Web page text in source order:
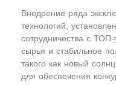
Внедрение ряда
технологий,
сотрудничества с
сырья и стабильное
такого как новый
для обеспечения